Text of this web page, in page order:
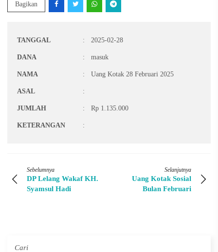
Bagikan
TANGGAL : 2025-02-28
DANA : masuk
NAMA : Uang Kotak 28 Februari 2025
ASAL :
JUMLAH : Rp 1.135.000
KETERANGAN :
Sebelumnya
DP Lelang Wakaf KH.
Syamsul Hadi
Selanjutnya
Uang Kotak Sosial
Bulan Februari
Cari